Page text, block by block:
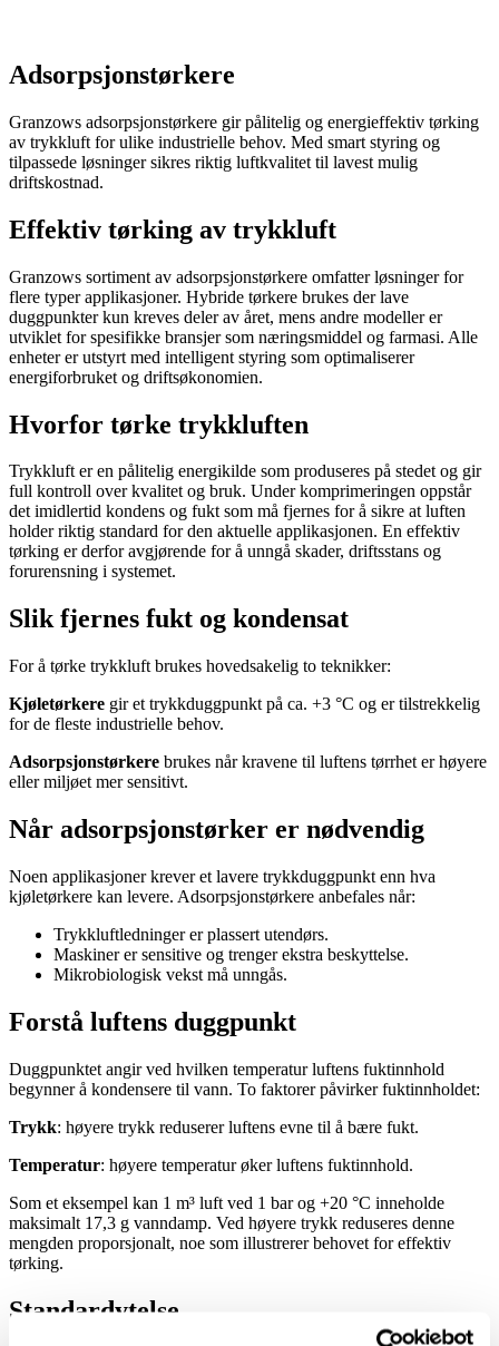
Adsorpsjonstørkere
Granzows adsorpsjonstørkere gir pålitelig og energieffektiv tørking
av trykkluft for ulike industrielle behov. Med smart styring og
tilpassede løsninger sikres riktig luftkvalitet til lavest mulig
driftskostnad.
Effektiv tørking av trykkluft
Granzows sortiment av adsorpsjonstørkere omfatter løsninger for
flere typer applikasjoner. Hybride tørkere brukes der lave
duggpunkter kun kreves deler av året, mens andre modeller er
utviklet for spesifikke bransjer som næringsmiddel og farmasi. Alle
enheter er utstyrt med intelligent styring som optimaliserer
energiforbruket og driftsøkonomien.
Hvorfor tørke trykkluften
Trykkluft er en pålitelig energikilde som produseres på stedet og gir
full kontroll over kvalitet og bruk. Under komprimeringen oppstår
det imidlertid kondens og fukt som må fjernes for å sikre at luften
holder riktig standard for den aktuelle applikasjonen. En effektiv
tørking er derfor avgjørende for å unngå skader, driftsstans og
forurensning i systemet.
Slik fjernes fukt og kondensat
For å tørke trykkluft brukes hovedsakelig to teknikker:
Kjøletørkere gir et trykkduggpunkt på ca. +3 °C og er tilstrekkelig
for de fleste industrielle behov.
Adsorpsjonstørkere brukes når kravene til luftens tørrhet er høyere
eller miljøet mer sensitivt.
Når adsorpsjonstørker er nødvendig
Noen applikasjoner krever et lavere trykkduggpunkt enn hva
kjøletørkere kan levere. Adsorpsjonstørkere anbefales når:
Trykkluftledninger er plassert utendørs.
Maskiner er sensitive og trenger ekstra beskyttelse.
Mikrobiologisk vekst må unngås.
Forstå luftens duggpunkt
Duggpunktet angir ved hvilken temperatur luftens fuktinnhold
begynner å kondensere til vann. To faktorer påvirker fuktinnholdet:
Trykk: høyere trykk reduserer luftens evne til å bære fukt.
Temperatur: høyere temperatur øker luftens fuktinnhold.
Som et eksempel kan 1 m³ luft ved 1 bar og +20 °C inneholde
maksimalt 17,3 g vanndamp. Ved høyere trykk reduseres denne
mengden proporsjonalt, noe som illustrerer behovet for effektiv
tørking.
Standardytelse